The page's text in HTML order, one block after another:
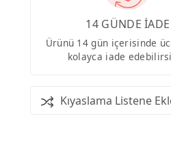
14 GÜNDE İADE
Ürünü 14 gün içerisinde
kolayca iade
Kıyaslama Listene